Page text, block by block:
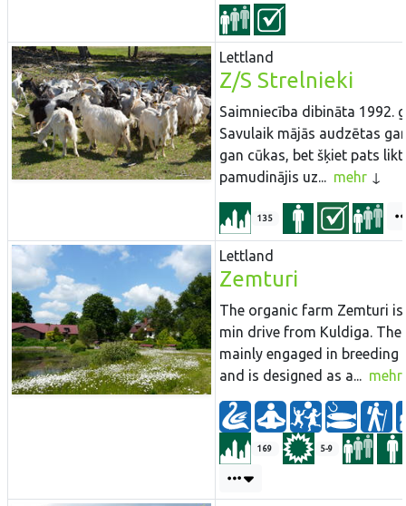
Lettland
Z/S Strelnieki
Saimniecība dibināta 1992.
Savulaik mājās audzētas
gan cūkas, bet šķiet pats
pamudinājis uz... mehr
135
Lettland
Zemturi
The organic farm Zemturi is
min drive from Kuldiga.
mainly engaged in breeding
and is designed as a... mehr
169 5-9